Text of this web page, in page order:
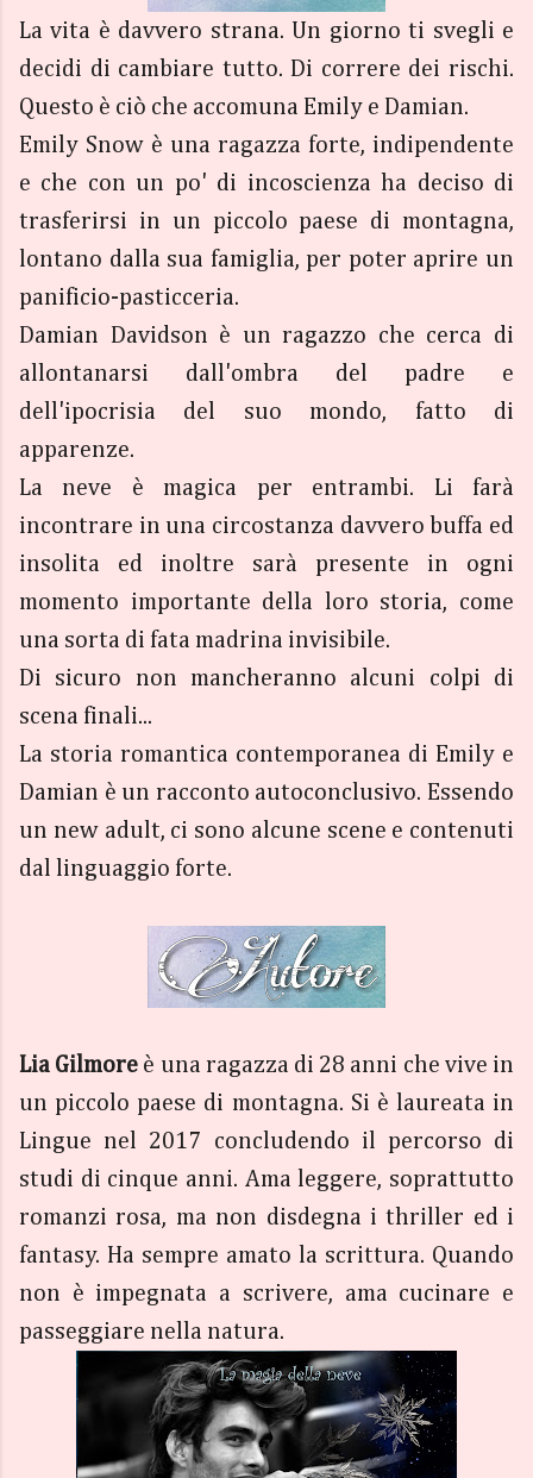
La vita è davvero strana. Un giorno ti svegli e
decidi di cambiare tutto. Di correre dei rischi.
Questo è ciò che accomuna Emily e Damian.
Emily Snow è una ragazza forte, indipendente
e che con un po' di incoscienza ha deciso di
trasferirsi in un piccolo paese di montagna,
lontano dalla sua famiglia, per poter aprire un
panificio-pasticceria.
Damian Davidson è un ragazzo che cerca di
allontanarsi dall'ombra del padre e
dell'ipocrisia del suo mondo, fatto di
apparenze.
La neve è magica per entrambi. Li farà
incontrare in una circostanza davvero buffa ed
insolita ed inoltre sarà presente in ogni
momento importante della loro storia, come
una sorta di fata madrina invisibile.
Di sicuro non mancheranno alcuni colpi di
scena finali...
La storia romantica contemporanea di Emily e
Damian è un racconto autoconclusivo. Essendo
un new adult, ci sono alcune scene e contenuti
dal linguaggio forte.
Lia Gilmore è una ragazza di 28 anni che vive in
un piccolo paese di montagna. Si è laureata in
Lingue nel 2017 concludendo il percorso di
studi di cinque anni. Ama leggere, soprattutto
romanzi rosa, ma non disdegna i thriller ed i
fantasy. Ha sempre amato la scrittura. Quando
non è impegnata a scrivere, ama cucinare e
passeggiare nella natura.